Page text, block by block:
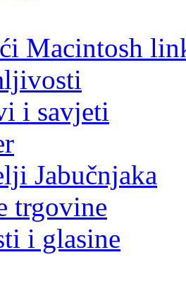
Macintosh
i savjeti
Jabučnjaka
trgovine
i glasine